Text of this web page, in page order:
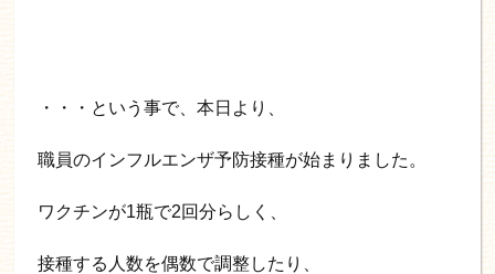
・・・という事で、本日より、
職員のインフルエンザ予防接種が始まりました。
ワクチンが1瓶で2回分らしく、
接種する人数を偶数で調整したり、